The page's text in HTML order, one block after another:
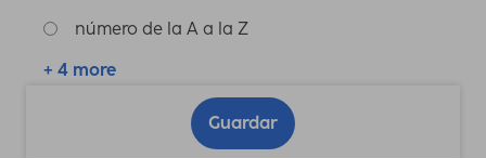
número de la A a la Z
+ 4 more
Guardar